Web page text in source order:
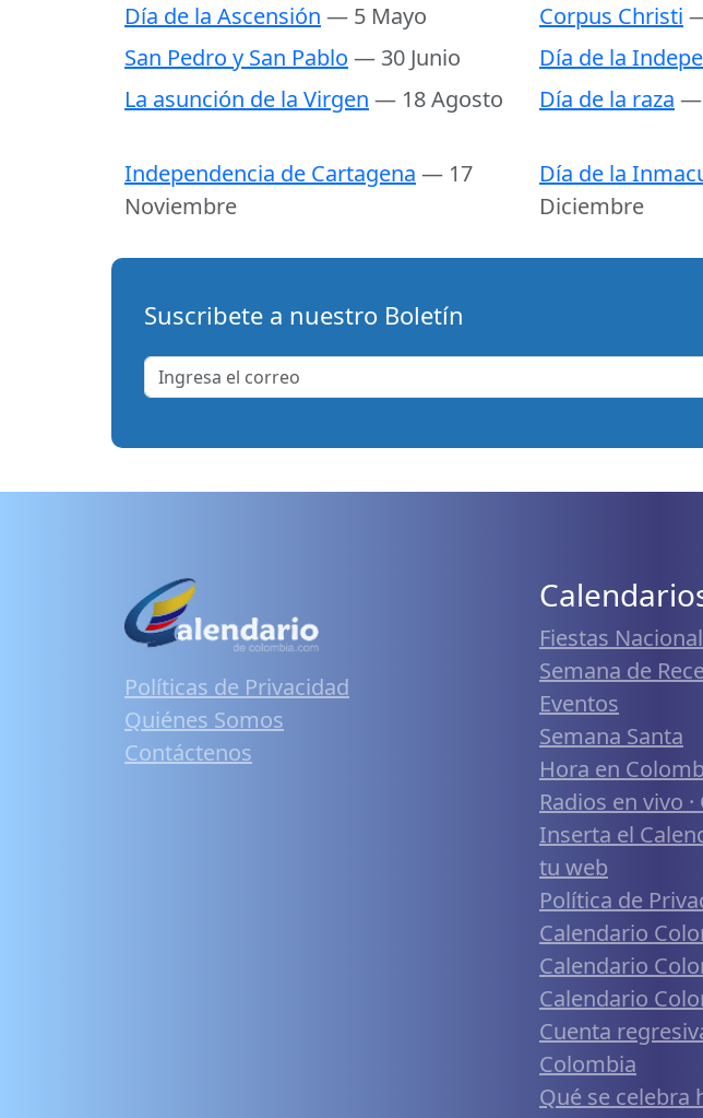
Día de la Ascensión — 5 Mayo Corpus Christi
San Pedro y San Pablo — 30 Junio Día de la
La asunción de la Virgen — 18 Agosto Día de la raza —
Independencia de Cartagena — 17
Noviembre
Día de la
Diciembre
Suscribete a nuestro Boletín
Políticas de Privacidad
Quiénes Somos
Contáctenos
Fiestas
Semana de
Eventos
Semana Santa
Hora en
Radios en vivo
Inserta el
tu web
Política de
Calendario
Calendario
Calendario
Cuenta
Colombia
Qué se celebra